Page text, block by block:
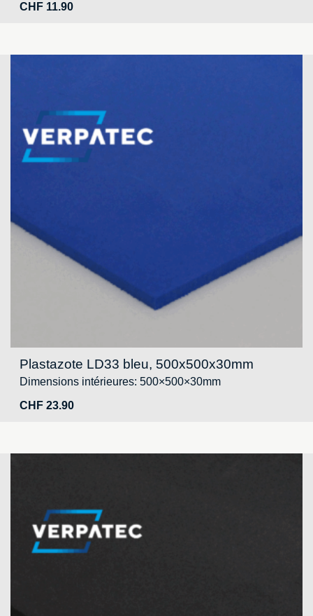
CHF 11.90
Plastazote LD33 bleu, 500x500x30mm
Dimensions intérieures: 500×500×30mm
CHF 23.90